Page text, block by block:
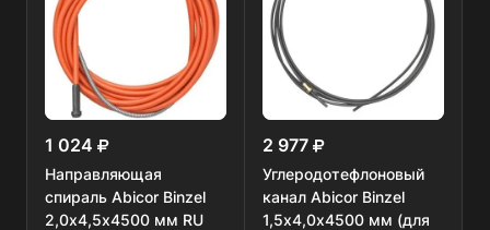
1 024
Направляющая
спираль Abicor Binzel
2,0х4,5х4500 мм RU
2 977
Углеродотефлоновый
канал Abicor Binzel
1,5х4,0х4500 мм (для